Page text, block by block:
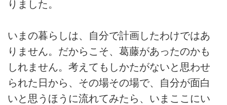
りました。
いまの暮らしは、自分で計画したわけではあ
りません。だからこそ、葛藤があったのかも
しれません。考えてもしかたがないと思わせ
られた日から、その場その場で、自分が面白
いと思うほうに流れてみたら、いまここにい